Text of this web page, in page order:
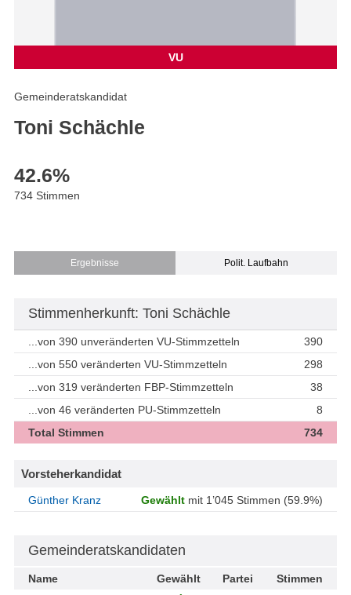
VU
Gemeinderatskandidat
Toni Schächle
42.6%
734 Stimmen
Ergebnisse Polit. Laufbahn
Stimmenherkunft: Toni Schächle
...von 390 unveränderten VU-Stimmzetteln
390
...von 550 veränderten VU-Stimmzetteln
298
...von 319 veränderten FBP-Stimmzetteln
38
...von 46 veränderten PU-Stimmzetteln
8
Total Stimmen
734
Vorsteherkandidat
Günther Kranz Gewählt mit 1’045 Stimmen (59.9%)
Gemeinderatskandidaten
Name Gewählt Partei
Stimmen